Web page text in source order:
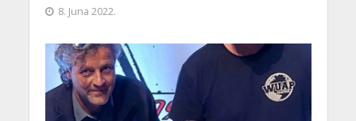
8. Juna 2022.